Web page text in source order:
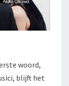
woord,
blijft het